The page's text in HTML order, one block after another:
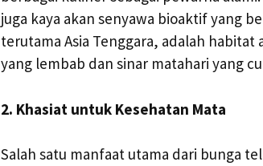
juga kaya akan senyawa bioaktif yang
terutama Asia Tenggara, adalah
yang lembab dan sinar matahari yang
2. Khasiat untuk Kesehatan Mata
Salah satu manfaat utama dari bunga